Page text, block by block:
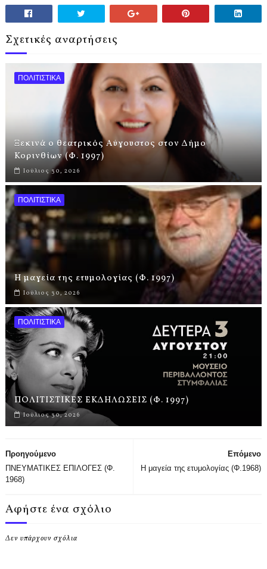
Σχετικές αναρτήσεις
ΠΟΛΙΤΙΣΤΙΚΑ
Ξεκινά ο θεατρικός Αύγουστος στον Δήμο
Κορινθίων (Φ. 1997)
Ιούλιος 30, 2026
ΠΟΛΙΤΙΣΤΙΚΑ
Η μαγεία της ετυμολογίας (Φ. 1997)
Ιούλιος 30, 2026
ΠΟΛΙΤΙΣΤΙΚΑ
ΠΟΛΙΤΙΣΤΙΚΕΣ ΕΚΔΗΛΩΣΕΙΣ (Φ. 1997)
Ιούλιος 30, 2026
Επόμενο
Η μαγεία της ετυμολογίας (Φ.1968)
Προηγούμενο
ΠΝΕΥΜΑΤΙΚΕΣ ΕΠΙΛΟΓΕΣ (Φ.
1968)
Αφήστε ένα σχόλιο
Δεν υπάρχουν σχόλια